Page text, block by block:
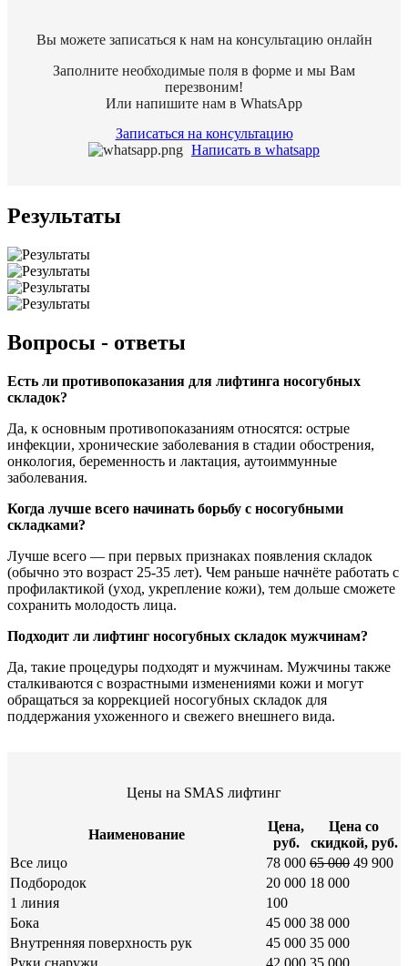
Вы можете записаться к нам на консультацию онлайн
Заполните необходимые поля в форме и мы Вам
перезвоним!
Или напишите нам в WhatsApр
Записаться на консультацию
Написать в whatsapp
Результаты
Вопросы - ответы
Есть ли противопоказания для лифтинга носогубных
складок?
Да, к основным противопоказаниям относятся: острые
инфекции, хронические заболевания в стадии обострения,
онкология, беременность и лактация, аутоиммунные
заболевания.
Когда лучше всего начинать борьбу с носогубными
складками?
Лучше всего — при первых признаках появления складок
(обычно это возраст 25-35 лет). Чем раньше начнёте работать с
профилактикой (уход, укрепление кожи), тем дольше сможете
сохранить молодость лица.
Подходит ли лифтинг носогубных складок мужчинам?
Да, такие процедуры подходят и мужчинам. Мужчины также
сталкиваются с возрастными изменениями кожи и могут
обращаться за коррекцией носогубных складок для
поддержания ухоженного и свежего внешнего вида.
Цены на SMAS лифтинг
Наименование
Цена,
руб.
Цена со
скидкой, руб.
Все лицо
78 000 65 000 49 900
Подбородок
20 000 18 000
1 линия
100
Бока
45 000 38 000
Внутренняя поверхность рук
45 000 35 000
Руки снаружи
42 000 35 000